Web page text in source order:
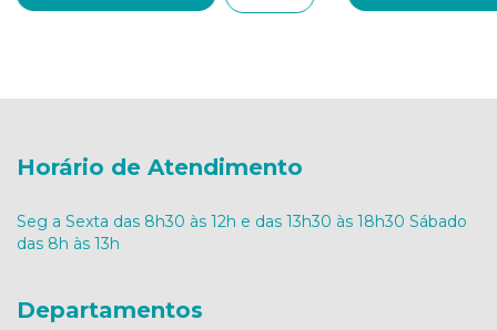
Horário de Atendimento
Seg a Sexta das 8h30 às 12h e das 13h30 às 18h30 Sábado
das 8h às 13h
Departamentos